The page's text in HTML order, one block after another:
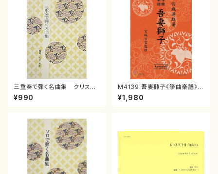
三重奏で弾く名曲集 クリスマ
スメドレー( 箏2/大平光美 編
曲/楽譜）
¥990
M4139 吾妻獅子《箏曲楽譜》
（箏/宮城道雄著・宮城宗家監修/
箏曲古典楽譜）
¥1,980